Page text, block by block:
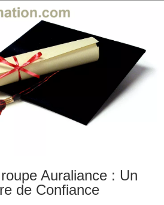
Auraliance : Un
de Confiance